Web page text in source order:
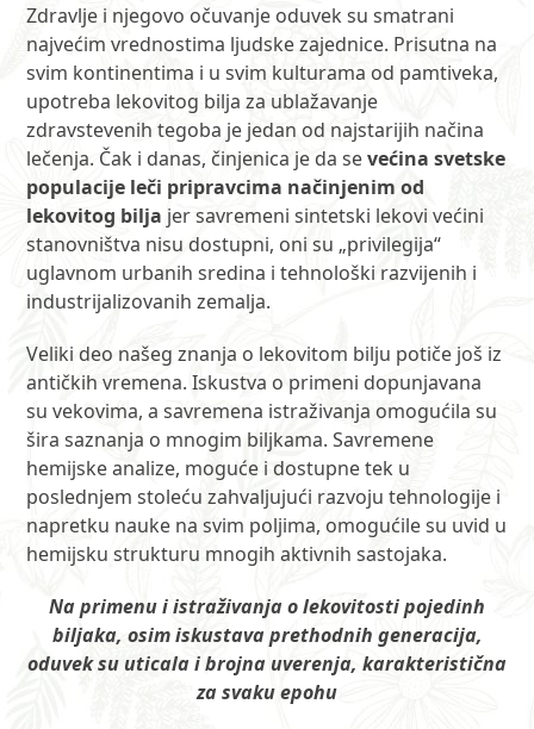
Zdravlje i njegovo očuvanje oduvek su smatrani
najvećim vrednostima ljudske zajednice. Prisutna na
svim kontinentima i u svim kulturama od pamtiveka,
upotreba lekovitog bilja za ublažavanje
zdravstevenih tegoba je jedan od najstarijih načina
lečenja. Čak i danas, činjenica je da sevećina svetske
populacije leči pripravcima načinjenim od
lekovitog bilja jer savremeni sintetski lekovi većini
stanovništva nisu dostupni, oni su „privilegija“
uglavnom urbanih sredina i tehnološki razvijenih i
industrijalizovanih zemalja.
Veliki deo našeg znanja o lekovitom bilju potiče još iz
antičkih vremena. Iskustva o primeni dopunjavana
su vekovima, a savremena istraživanja omogućila su
šira saznanja o mnogim biljkama. Savremene
hemijske analize, moguće i dostupne tek u
poslednjem stoleću zahvaljujući razvoju tehnologije i
napretku nauke na svim poljima, omogućile su uvid u
hemijsku strukturu mnogih aktivnih sastojaka.
Na primenu i istraživanja o lekovitosti pojedinh
biljaka, osim iskustava prethodnih generacija,
oduvek su uticala i brojna uverenja, karakteristična
za svaku epohu